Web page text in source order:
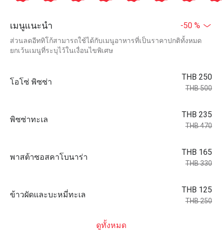
เมนูแนะนำ -50 %
ส่วนลดอีททิโก้สามารถใช้ได้กับเมนูอาหารที่เป็นราคาปกติทั้งหมด
ยกเว้นเมนูที่ระบุไว้ในเงื่อนไขพิเศษ
โอโซ่ พิซซ่า
THB 250
THB 500
พิซซ่าทะเล
THB 235
THB 470
พาสต้าซอสคาโบนาร่า
THB 165
THB 330
ข้าวผัดและบะหมี่ทะเล
THB 125
THB 250
ดูทั้งหมด